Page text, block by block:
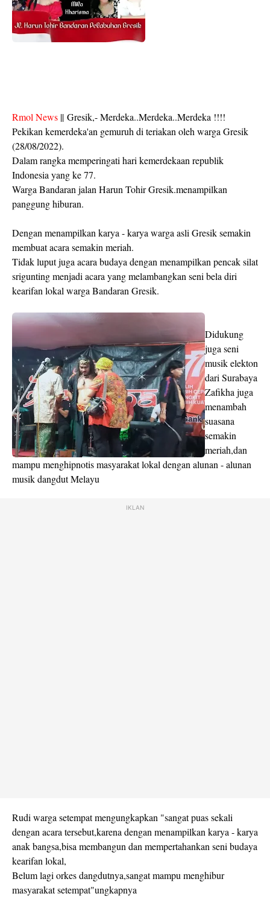
Rmol News || Gresik,- Merdeka..Merdeka..Merdeka !!!!
Pekikan kemerdeka'an gemuruh di teriakan oleh warga Gresik
(28/08/2022).
Dalam rangka memperingati hari kemerdekaan republik
Indonesia yang ke 77.
Warga Bandaran jalan Harun Tohir Gresik.menampilkan
panggung hiburan.
Dengan menampilkan karya - karya warga asli Gresik semakin
membuat acara semakin meriah.
Tidak luput juga acara budaya dengan menampilkan pencak silat
srigunting menjadi acara yang melambangkan seni bela diri
kearifan lokal warga Bandaran Gresik.
Didukung
juga seni
musik elekton
dari Surabaya
Zafikha juga
menambah
suasana
semakin
meriah,dan
mampu menghipnotis masyarakat lokal dengan alunan - alunan
musik dangdut Melayu
IKLAN
Rudi warga setempat mengungkapkan "sangat puas sekali
dengan acara tersebut,karena dengan menampilkan karya - karya
anak bangsa,bisa membangun dan mempertahankan seni budaya
kearifan lokal,
Belum lagi orkes dangdutnya,sangat mampu menghibur
masyarakat setempat"ungkapnya